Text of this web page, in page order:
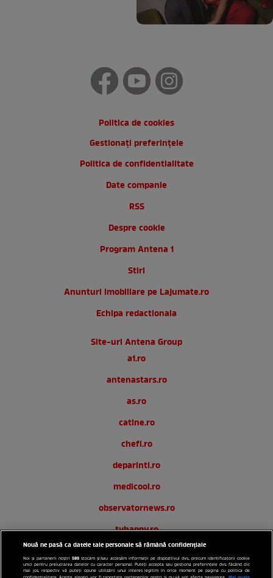
Politica de cookies
Gestionați preferințele
Politica de confidentialitate
Date companie
RSS
Despre cookie
Program Antena 1
Stiri
Anunturi imobiliare pe Lajumate.ro
Echipa redactionala
Site-uri Antena Group
a1.ro
antenastars.ro
as.ro
catine.ro
chefi.ro
deparinti.ro
medicool.ro
observatornews.ro
tvhappy.ro
useit.ro
zutv.ro
Nouă ne pasă ca datele tale personale să rămână confidențiale
Noi și partenerii noștri589 stocăm și/sau accesăm informații pe dispozitivul dvs., precum identificatorii cookie
unici pentru prelucrarea datelor cu caracter personal. Puteți accepta sau gestiona preferințele dvs. făcând clic
mai jos, respectiv vă puteți opune utilizării unui interes legitim în orice moment pe pagina cu politica de